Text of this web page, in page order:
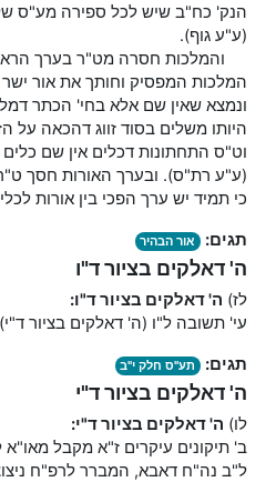
הנק' כח"ב שיש לכל ספירה מע"ס
(ע"ע גוף).
והמלכות חסרה מט"ר בערך
המלכות המפסיק וחותך את אור
ונמצא שאין שם אלא בחי' הכתר
היותו משלים בסוד זווג דהכאה על
וט"ס התחתונות דכלים אין שם
(ע"ע רת"ס). ובערך האורות חסך
כי תמיד יש ערך הפכי בין אורות
תגים: אור הבהיר
ה' דאלקים בציור ד"ו
לז) ה' דאלקים בציור ד"ו:
עי' תשובה ל"ו (ה' דאלקים בציור
תגים: תע"ס חלק י"ב
ה' דאלקים בציור ד"י
לו) ה' דאלקים בציור ד"י:
ב' תיקונים עיקרים ז"א מקבל
ל"ב נה"ח דאבא, המברר לרפ"ח